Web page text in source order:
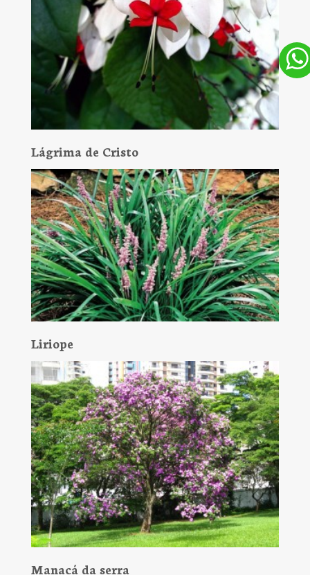
Lágrima de Cristo
Liriope
Manacá da serra